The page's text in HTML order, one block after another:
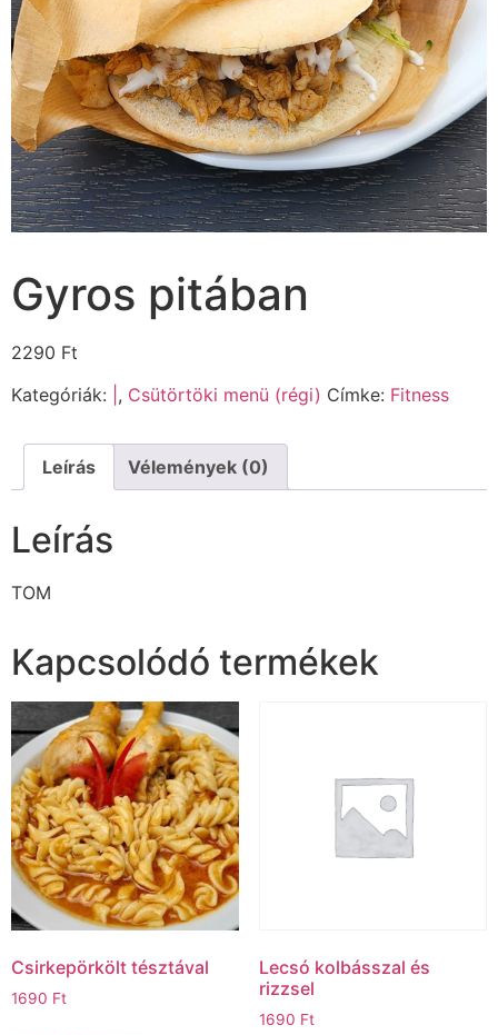
Gyros pitában
2290 Ft
Kategóriák: , Csütörtöki menü (régi) Címke: Fitness
Leírás Vélemények (0)
Leírás
TOM
Kapcsolódó termékek
Csirkepörkölt tésztával
1690 Ft
Lecsó kolbásszal és
rizzsel
1690 Ft